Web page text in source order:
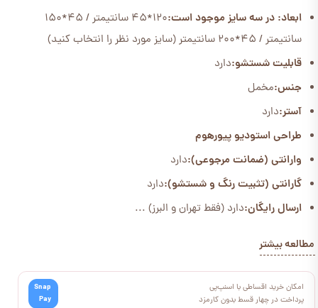
ابعاد: در سه سایز موجود است:
120*45 سانتیمتر / 45*150
سانتیمتر / 45*200 سانتیمتر (سایز مورد نظر را انتخاب کنید)
قابلیت شستشو:دارد
جنس:مخمل
آستر:دارد
طراحی استودیو پیورهوم
وارانتی (ضمانت مرجوعی):دارد
گارانتی (تثبیت رنگ و شستشو):دارد
ارسال رایگان:دارد (فقط تهران و البرز) ...
مطالعه بیشتر
امکان خرید اقساطی با اسنپ‌پی
پرداخت در چهار قسط بدون کارمزد
Snap
Pay